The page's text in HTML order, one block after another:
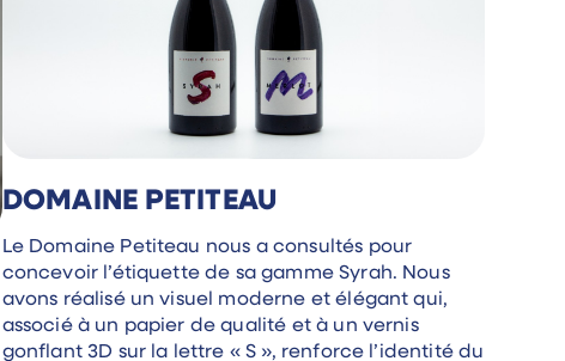
DOMAINE PETITEAU
Le Domaine Petiteau nous a consultés pour
concevoir l’étiquette de sa gamme Syrah. Nous
avons réalisé un visuel moderne et élégant qui,
associé à un papier de qualité et à un vernis
gonflant 3D sur la lettre « S », renforce l’identité du